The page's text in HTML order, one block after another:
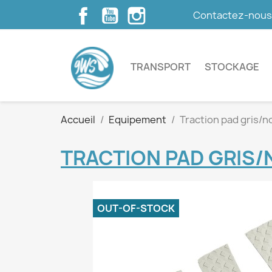
Contactez-nous
FacebookYouTubeInstagram
TRANSPORT STOCKAGE
Accueil Equipement Traction pad gris/
TRACTION PAD GRIS/
OUT-OF-STOCK